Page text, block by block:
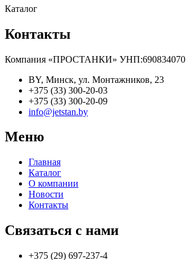
Каталог
Контакты
Компания «ПРОСТАНКИ» УНП:690834070
BY, Минск, ул. Монтажников, 23
+375 (33) 300-20-03
+375 (33) 300-20-09
info@jetstan.by
Меню
Главная
Каталог
О компании
Новости
Контакты
Связаться с нами
+375 (29) 697-237-4